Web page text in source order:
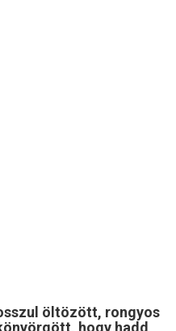
öltözött, rongyos
hogy hadd